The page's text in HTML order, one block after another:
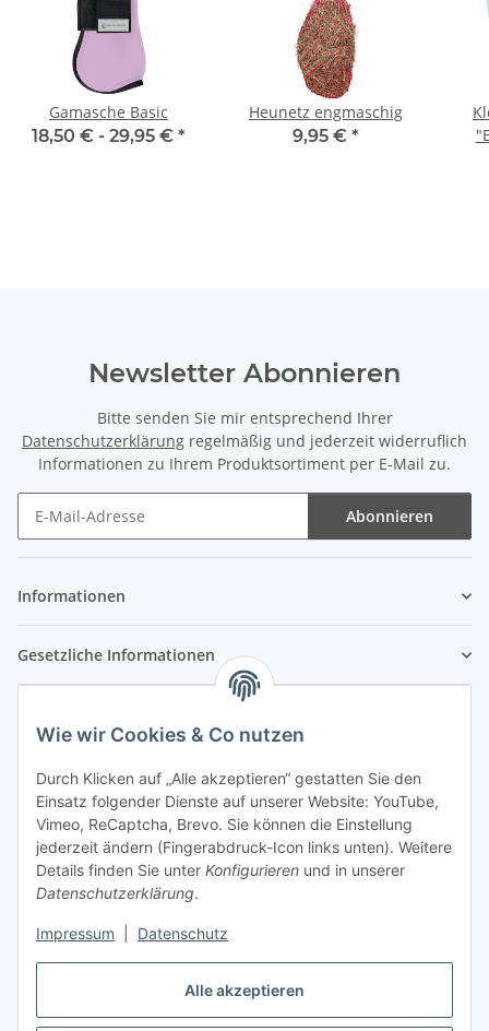
Alle akzeptieren
Wie wir Cookies & Co nutzen
Durch Klicken auf „Alle akzeptieren“ gestatten Sie den
Einsatz folgender Dienste auf unserer Website: YouTube,
Vimeo, ReCaptcha, Brevo. Sie können die Einstellung
jederzeit ändern (Fingerabdruck-Icon links unten). Weitere
Details finden Sie unter Konfigurieren und in unserer
Datenschutzerklärung.
Impressum Datenschutz
Gamasche Basic
18,50 € - 29,95 € *
Heunetz engmaschig
9,95 € *
Newsletter Abonnieren
Bitte senden Sie mir entsprechend Ihrer
Datenschutzerklärung regelmäßig und jederzeit widerruflich
Informationen zu Ihrem Produktsortiment per E-Mail zu.
Abonnieren
Informationen
Gesetzliche Informationen
Vertrag widerrufen